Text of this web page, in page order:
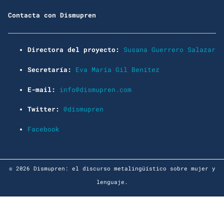
Contacta con Dismupren
Directora del proyecto: Susana Guerrero Salazar
Secretaría: Eva María Gil Benítez
E-mail: info@dismupren.com
Twitter: @dismupren
Facebook
© 2026 Dismupren: el discurso metalingüístico sobre mujer y
lenguaje.